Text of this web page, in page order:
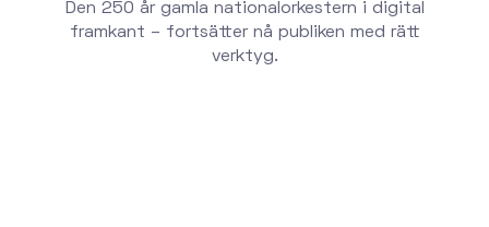
Den 250 år gamla nationalorkestern i digital
framkant – fortsätter nå publiken med rätt
verktyg.